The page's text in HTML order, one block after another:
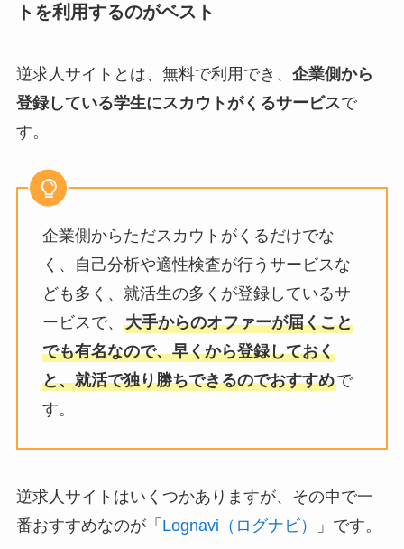
トを利用するのがベスト
逆求人サイトとは、無料で利用でき、 企業側から
登録している学生にスカウトがくるサービスで
す。
企業側からただスカウトがくるだけでな
く、自己分析や適性検査が行うサービスな
ども多く、就活生の多くが登録しているサ
ービスで、 大手からのオファーが届くこと
でも有名なので、早くから登録しておく
と、就活で独り勝ちできるのでおすすめで
す。
逆求人サイトはいくつかありますが、その中で一
番おすすめなのが「 Lognavi（ログナビ） 」です。